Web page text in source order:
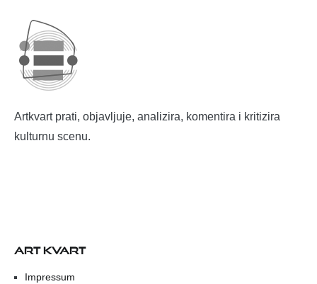
Artkvart prati, objavljuje, analizira, komentira i kritizira
kulturnu scenu.
ART KVART
Impressum